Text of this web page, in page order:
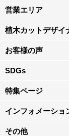
営業エリア
植木カットデザイ
お客様の声
SDGs
特集ページ
インフォメーショ
その他